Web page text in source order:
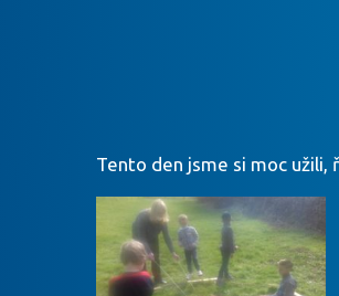
Tento den jsme si moc užili,